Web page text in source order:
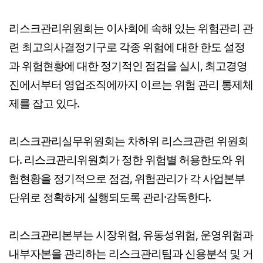
리스크관리위원회는 이사회에 속해 있는 위험관리 관
련 최고의사결정기구로 각종 위험에 대한 한도 설정
과 위험현황에 대한 정기적인 점검을 실시, 최고경영
진에서부터 영업조직에까지 이르는 위험 관리 통제체
제를 잡고 있다.
리스크관리실무위원회는 차하위 리스크관련 위원회
다. 리스크관리위원회가 정한 위험별 허용한도와 위
험현황을 정기적으로 점검, 위험관리가 각 사업본부
단위로 정확하게 실행되도록 관리·감독한다.
리스크관리본부는 시장위험, 유동성위험, 운영위험과
내부자본을 관리하는 리스크관리팀과 신용분석 및 거